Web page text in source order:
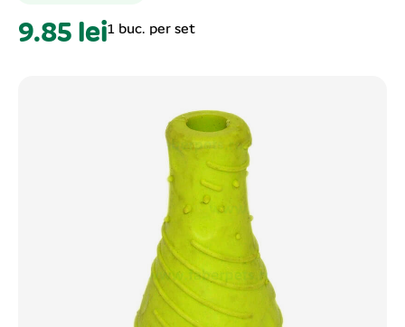
9.85 lei1 buc. per set